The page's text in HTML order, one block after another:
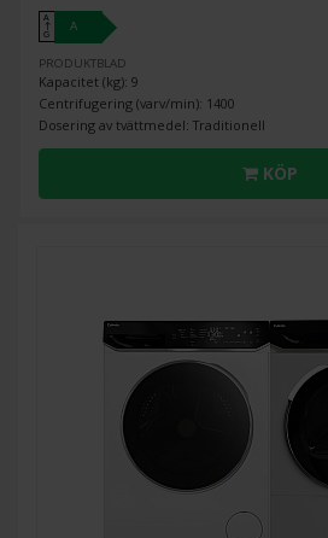
A
↑
G
A
PRODUKTBLAD
Kapacitet (kg): 9
Centrifugering (varv/min): 1400
Dosering av tvättmedel: Traditionell
KÖP